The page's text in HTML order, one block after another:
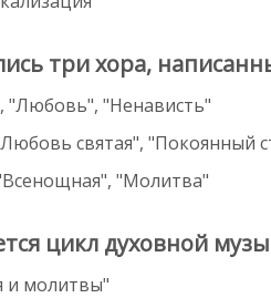
три хора,
"Любовь", "Ненависть"
святая", "Покоянный
"Молитва"
цикл духовной
и молитвы"